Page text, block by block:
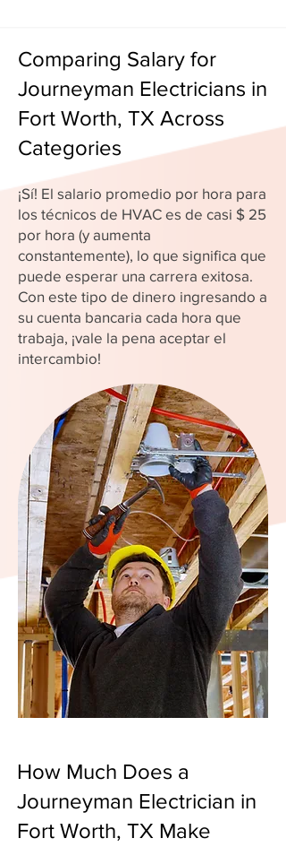
Comparing Salary for
Journeyman Electricians in
Fort Worth, TX Across
Categories
¡Sí! El salario promedio por hora para
los técnicos de HVAC es de casi $ 25
por hora (y aumenta
constantemente), lo que significa que
puede esperar una carrera exitosa.
Con este tipo de dinero ingresando a
su cuenta bancaria cada hora que
trabaja, ¡vale la pena aceptar el
intercambio!
How Much Does a
Journeyman Electrician in
Fort Worth, TX Make